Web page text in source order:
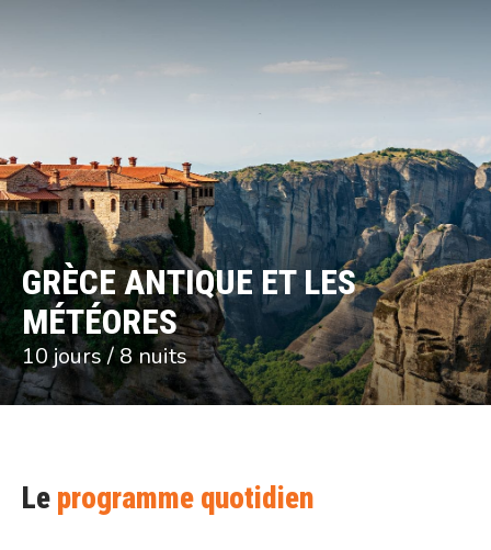
GRÈCE ANTIQUE ET LES
MÉTÉORES
10 jours / 8 nuits
Le programme quotidien